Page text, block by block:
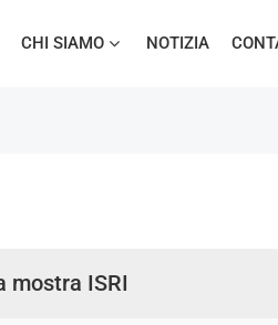
CHI SIAMO NOTIZIA
mostra ISRI